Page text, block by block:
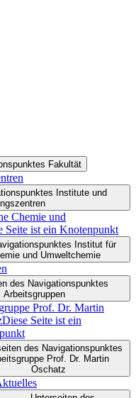
Fakultät
Institute und
Chemie und
Seite ist ein Knotenpunkt
Institut für
und Umweltchemie
des Navigationspunktes
Arbeitsgruppen
Prof. Dr. Martin
Diese Seite ist ein
des Navigationspunktes
Prof. Dr. Martin
Oschatz